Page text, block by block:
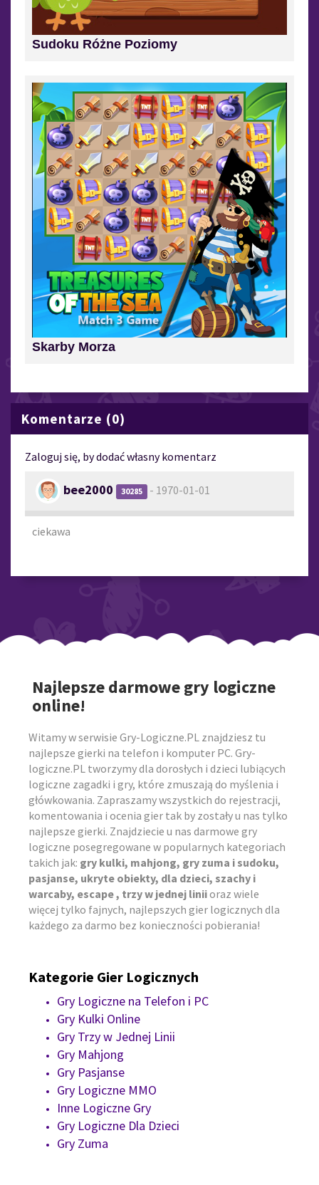
Sudoku Różne Poziomy
Skarby Morza
Komentarze (0)
Zaloguj się, by dodać własny komentarz
bee2000 30285 - 1970-01-01
ciekawa
Najlepsze darmowe gry logiczne
online!
Witamy w serwisie Gry-Logiczne.PL znajdziesz tu
najlepsze gierki na telefon i komputer PC. Gry-
logiczne.PL tworzymy dla dorosłych i dzieci lubiących
logiczne zagadki i gry, które zmuszają do myślenia i
główkowania. Zapraszamy wszystkich do rejestracji,
komentowania i ocenia gier tak by zostały u nas tylko
najlepsze gierki. Znajdziecie u nas darmowe gry
logiczne posegregowane w popularnych kategoriach
takich jak: gry kulki, mahjong, gry zuma i sudoku,
pasjanse, ukryte obiekty, dla dzieci, szachy i
warcaby, escape , trzy w jednej liniioraz wiele
więcej tylko fajnych, najlepszych gier logicznych dla
każdego za darmo bez konieczności pobierania!
Kategorie Gier Logicznych
Gry Logiczne na Telefon i PC
Gry Kulki Online
Gry Trzy w Jednej Linii
Gry Mahjong
Gry Pasjanse
Gry Logiczne MMO
Inne Logiczne Gry
Gry Logiczne Dla Dzieci
Gry Zuma